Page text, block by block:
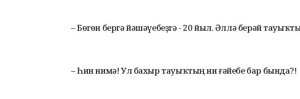
– Бөгөн бергә йәшәүебеҙгә - 20 йыл. Әллә берәй
– Һин нимә! Ул бахыр тауыҡтың ни ғәйебе бар бында?!